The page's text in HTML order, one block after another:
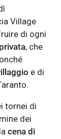
Village
di ogni
, che
e di
tornei di
dei
cena di